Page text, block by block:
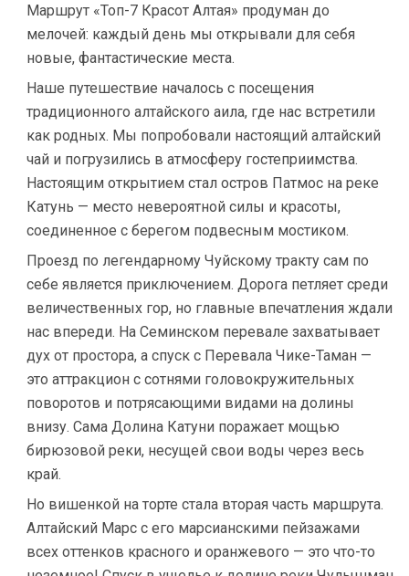
Маршрут «Топ-7 Красот Алтая» продуман до
мелочей: каждый день мы открывали для себя
новые, фантастические места.
Наше путешествие началось с посещения
традиционного алтайского аила, где нас встретили
как родных. Мы попробовали настоящий алтайский
чай и погрузились в атмосферу гостеприимства.
Настоящим открытием стал остров Патмос на реке
Катунь — место невероятной силы и красоты,
соединенное с берегом подвесным мостиком.
Проезд по легендарному Чуйскому тракту сам по
себе является приключением. Дорога петляет среди
величественных гор, но главные впечатления ждали
нас впереди. На Семинском перевале захватывает
дух от простора, а спуск с Перевала Чике-Таман —
это аттракцион с сотнями головокружительных
поворотов и потрясающими видами на долины
внизу. Сама Долина Катуни поражает мощью
бирюзовой реки, несущей свои воды через весь
край.
Но вишенкой на торте стала вторая часть маршрута.
Алтайский Марс с его марсианскими пейзажами
всех оттенков красного и оранжевого — это что-то